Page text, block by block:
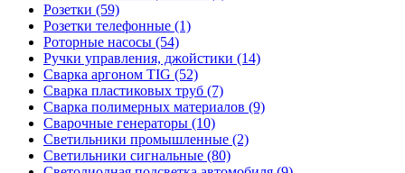
Розетки (59)
Розетки телефонные (1)
Роторные насосы (54)
Ручки управления, джойстики (14)
Сварка аргоном TIG (52)
Сварка пластиковых труб (7)
Сварка полимерных материалов (9)
Сварочные генераторы (10)
Светильники промышленные (2)
Светильники сигнальные (80)